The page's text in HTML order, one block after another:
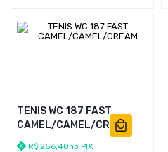
TENIS WC 187 FAST
CAMEL/CAMEL/CREAM
R$ 256,40no PIX